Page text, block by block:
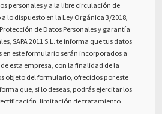
personales y a la libre circulación de
lo dispuesto en la Ley Orgánica 3/2018,
de Datos Personales y garantía
SAPA 2011 S.L. te informa que tus datos
en este formulario serán incorporados a
esta empresa, con la finalidad de la
objeto del formulario, ofrecidos por este
que, si lo deseas, podrás ejercitar los
limitación de tratamiento,